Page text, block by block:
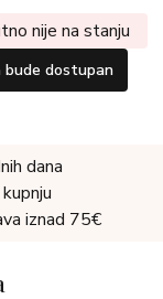
nije na stanju
bude dostupan
dana
iznad 75€